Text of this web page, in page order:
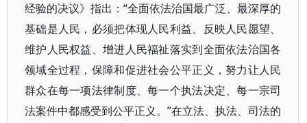
经验的决议》指出：“全面依法治国最广泛、最深厚的
基础是人民，必须把体现人民利益、反映人民愿望、
维护人民权益、增进人民福祉落实到全面依法治国各
领域全过程，保障和促进社会公平正义，努力让人民
群众在每一项法律制度、每一个执法决定、每一宗司
法案件中都感受到公平正义。”在立法、执法、司法的